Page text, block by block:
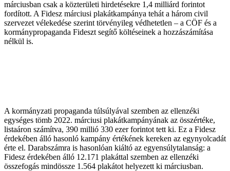
márciusban csak a közterületi hirdetésekre 1,4 milliárd forintot
fordított. A Fidesz márciusi plakátkampánya tehát a három civil
szervezet vélekedése szerint törvényileg védhetetlen – a CÖF és a
kormánypropaganda Fideszt segítő költéseinek a hozzászámítása
nélkül is.
A kormányzati propaganda túlsúlyával szemben az ellenzéki
egységes tömb 2022. márciusi plakátkampányának az összértéke,
listaáron számítva, 390 millió 330 ezer forintot tett ki. Ez a Fidesz
érdekében álló hasonló kampány értékének kereken az egynyolcadát
érte el. Darabszámra is hasonlóan kiáltó az egyensúlytalanság: a
Fidesz érdekében álló 12.171 plakáttal szemben az ellenzéki
összefogás mindössze 1.564 plakátot helyezett ki márciusban.